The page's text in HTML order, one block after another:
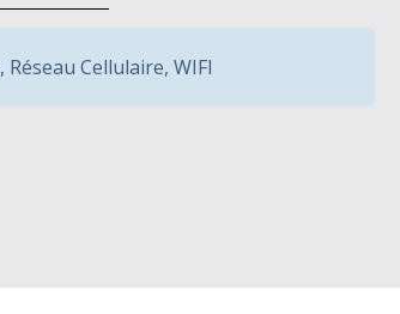
, Réseau Cellulaire, WIFI